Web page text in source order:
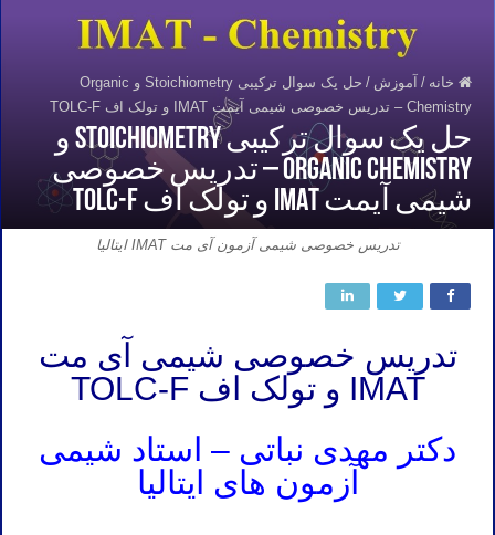
خانه / آموزش /
حل یک سوال ترکیبی Stoichiometry و Organic
Chemistry – تدریس خصوصی شیمی آیمت IMAT و تولک اف TOLC-F
حل یک سوال ترکیبی Stoichiometry و
Organic Chemistry – تدریس خصوصی
شیمی آیمت IMAT و تولک اف TOLC-F
تدریس خصوصی شیمی آزمون آی مت IMAT ایتالیا
تدریس خصوصی شیمی آی مت
IMAT و تولک اف TOLC-F
دکتر مهدی نباتی – استاد شیمی
آزمون های ایتالیا